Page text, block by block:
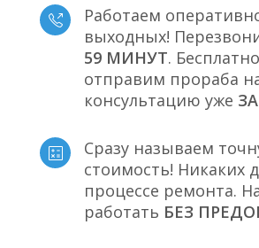
Работаем
выходных!
59 МИНУТ. Бесплатно
отправим прораба
консультацию уже
Сразу называем
стоимость! Никаких
процессе ремонта.
работать БЕЗ